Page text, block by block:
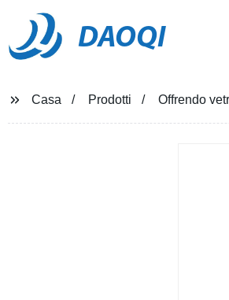
DAOQI
Casa Prodotti Offrendo